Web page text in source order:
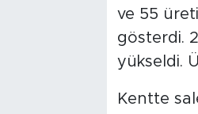
ve 55
gösterdi.
yükseldi.
Kentte